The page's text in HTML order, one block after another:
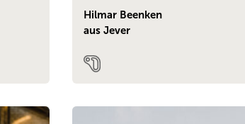
Hilmar Beenken
aus Jever